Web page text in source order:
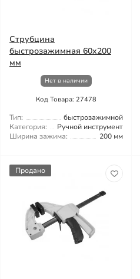
Струбцина
быстрозажимная 60x200
мм
Нет в наличии
Код Товара: 27478
Тип:
быстрозажимной
Категория:
Ручной инструмент
Ширина зажима:
200 мм
Продано